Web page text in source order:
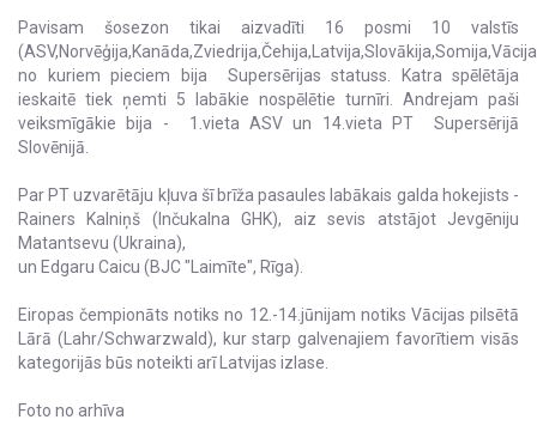
Pavisam šosezon tikai aizvadīti 16 posmi 10 valstīs
no kuriem pieciem bija Supersērijas statuss. Katra spēlētāja
ieskaitē tiek ņemti 5 labākie nospēlētie turnīri. Andrejam paši
veiksmīgākie bija - 1.vieta ASV un 14.vieta PT Supersērijā
Slovēnijā.
Par PT uzvarētāju kļuva šī brīža pasaules labākais galda hokejists -
Rainers Kalniņš (Inčukalna GHK), aiz sevis atstājot Jevgēniju
Matantsevu (Ukraina),
un Edgaru Caicu (BJC "Laimīte", Rīga).
Eiropas čempionāts notiks no 12.-14.jūnijam notiks Vācijas pilsētā
Lārā (Lahr/Schwarzwald), kur starp galvenajiem favorītiem visās
kategorijās būs noteikti arī Latvijas izlase.
Foto no arhīva